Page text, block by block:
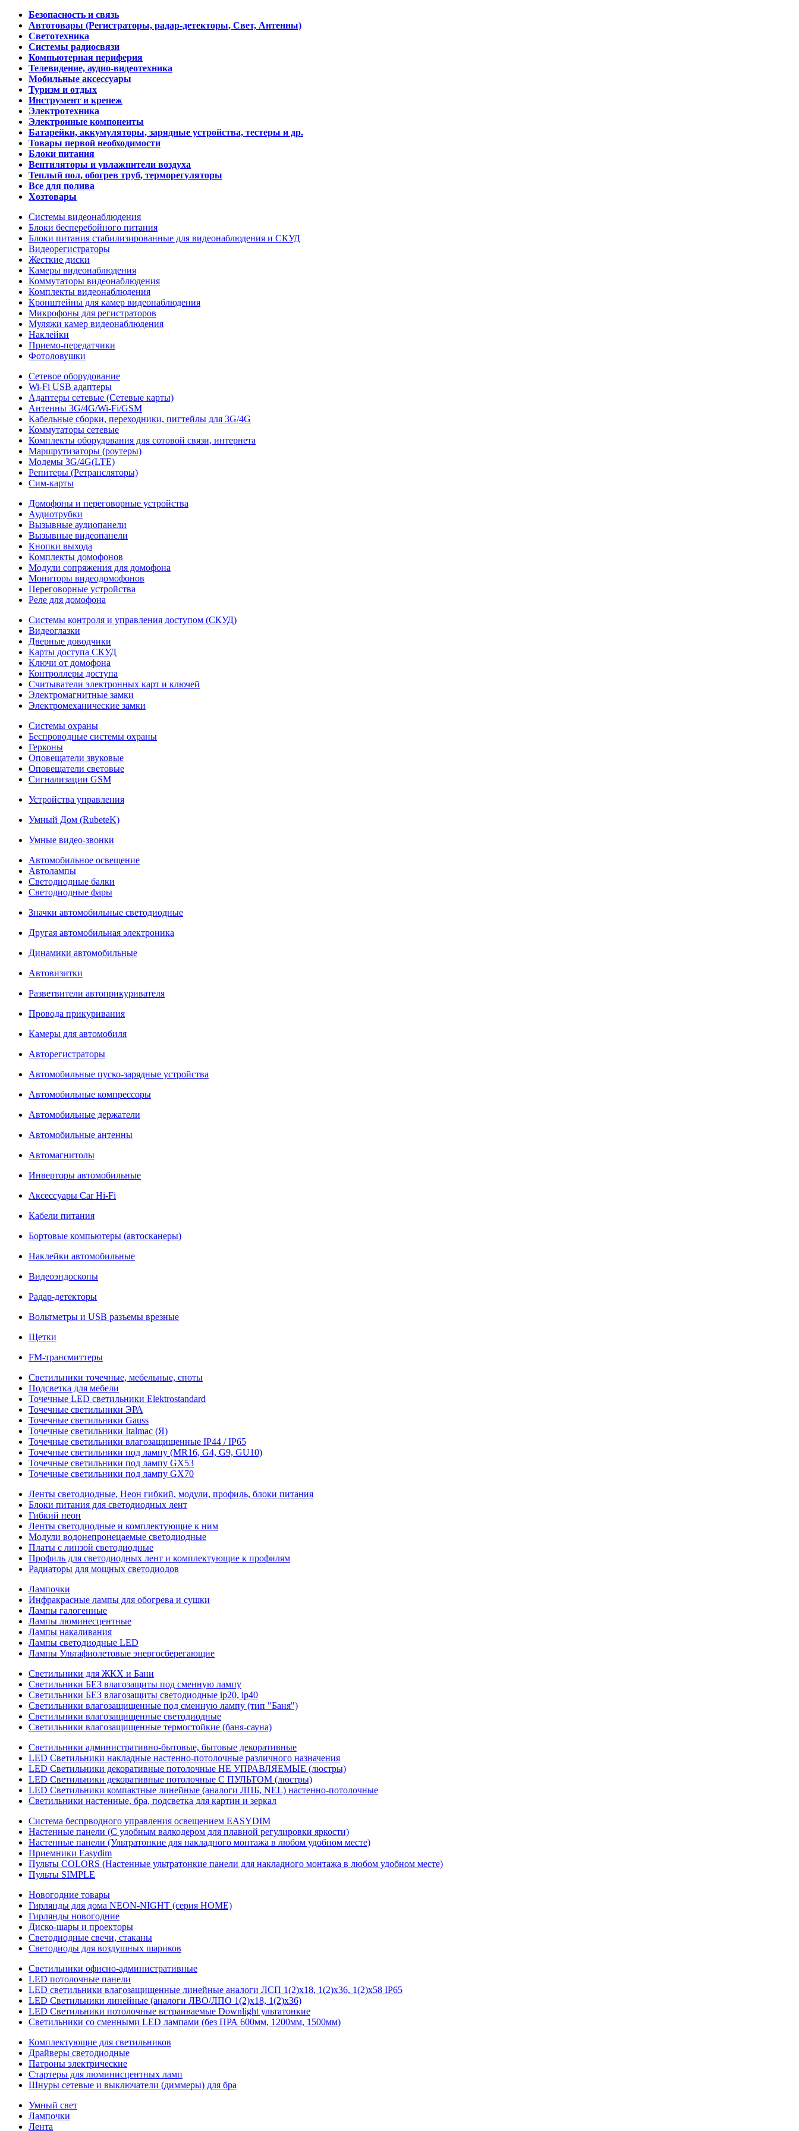
Безопасность и связь
Автотовары (Регистраторы, радар-детекторы, Свет, Антенны)
Светотехника
Системы радиосвязи
Компьютерная периферия
Телевидение, аудио-видеотехника
Мобильные аксессуары
Туризм и отдых
Инструмент и крепеж
Электротехника
Электронные компоненты
Батарейки, аккумуляторы, зарядные устройства, тестеры и др.
Товары первой необходимости
Блоки питания
Вентиляторы и увлажнители воздуха
Теплый пол, обогрев труб, терморегуляторы
Все для полива
Хозтовары
Системы видеонаблюдения
Блоки бесперебойного питания
Блоки питания стабилизированные для видеонаблюдения и СКУД
Видеорегистраторы
Жесткие диски
Камеры видеонаблюдения
Коммутаторы видеонаблюдения
Комплекты видеонаблюдения
Кронштейны для камер видеонаблюдения
Микрофоны для регистраторов
Муляжи камер видеонаблюдения
Наклейки
Приемо-передатчики
Фотоловушки
Сетевое оборудование
Wi-Fi USB адаптеры
Адаптеры сетевые (Сетевые карты)
Антенны 3G/4G/Wi-Fi/GSM
Кабельные сборки, переходники, пигтейлы для 3G/4G
Коммутаторы сетевые
Комплекты оборудования для сотовой связи, интернета
Маршрутизаторы (роутеры)
Модемы 3G/4G(LTE)
Репитеры (Ретрансляторы)
Сим-карты
Домофоны и переговорные устройства
Аудиотрубки
Вызывные аудиопанели
Вызывные видеопанели
Кнопки выхода
Комплекты домофонов
Модули сопряжения для домофона
Мониторы видеодомофонов
Переговорные устройства
Реле для домофона
Системы контроля и управления доступом (СКУД)
Видеоглазки
Дверные доводчики
Карты доступа СКУД
Ключи от домофона
Контроллеры доступа
Считыватели электронных карт и ключей
Электромагнитные замки
Электромеханические замки
Системы охраны
Беспроводные системы охраны
Герконы
Оповещатели звуковые
Оповещатели световые
Сигнализации GSM
Устройства управления
Умный Дом (RubeteK)
Умные видео-звонки
Автомобильное освещение
Автолампы
Светодиодные балки
Светодиодные фары
Значки автомобильные светодиодные
Другая автомобильная электроника
Динамики автомобильные
Автовизитки
Разветвители автоприкуривателя
Провода прикуривания
Камеры для автомобиля
Авторегистраторы
Автомобильные пуско-зарядные устройства
Автомобильные компрессоры
Автомобильные держатели
Автомобильные антенны
Автомагнитолы
Инверторы автомобильные
Аксессуары Car Hi-Fi
Кабели питания
Бортовые компьютеры (автосканеры)
Наклейки автомобильные
Видеоэндоскопы
Радар-детекторы
Вольтметры и USB разъемы врезные
Щетки
FM-трансмиттеры
Светильники точечные, мебельные, споты
Подсветка для мебели
Точечные LED светильники Elektrostandard
Точечные светильники ЭРА
Точечные светильники Gauss
Точечные светильники Italmac (Я)
Точечные светильники влагозащищенные IP44 / IP65
Точечные светильники под лампу (MR16, G4, G9, GU10)
Точечные светильники под лампу GX53
Точечные светильники под лампу GX70
Ленты светодиодные, Неон гибкий, модули, профиль, блоки питания
Блоки питания для светодиодных лент
Гибкий неон
Ленты светодиодные и комплектующие к ним
Модули водонепронецаемые светодиодные
Платы с линзой светодиодные
Профиль для светодиодных лент и комплектующие к профилям
Радиаторы для мощных светодиодов
Лампочки
Инфракрасные лампы для обогрева и сушки
Лампы галогенные
Лампы люминесцентные
Лампы накаливания
Лампы светодиодные LED
Лампы Ультафиолетовые энергосберегающие
Светильники для ЖКХ и Бани
Светильники БЕЗ влагозащиты под сменную лампу
Светильники БЕЗ влагозащиты светодиодные ip20, ip40
Светильники влагозащищенные под сменную лампу (тип "Баня")
Светильники влагозащищенные светодиодные
Светильники влагозащищенные термостойкие (баня-сауна)
Светильники административно-бытовые, бытовые декоративные
LED Cветильники накладные настенно-потолочные различного назначения
LED Светильники декоративные потолочные НЕ УПРАВЛЯЕМЫЕ (люстры)
LED Светильники декоративные потолочные С ПУЛЬТОМ (люстры)
LED Светильники компактные линейные (аналоги ЛПБ, NEL) настенно-потолочные
Светильники настенные, бра, подсветка для картин и зеркал
Система беспрводного управления освещением EASYDIM
Настенные панели (С удобным валкодером для плавной регулировки яркости)
Настенные панели (Ультратонкие для накладного монтажа в любом удобном месте)
Приемники Easydim
Пульты COLORS (Настенные ультратонкие панели для накладного монтажа в любом удобном месте)
Пульты SIMPLE
Новогодние товары
Гирлянды для дома NEON-NIGHT (серия HOME)
Гирлянды новогодние
Диско-шары и проекторы
Светодиодные свечи, стаканы
Светодиоды для воздушных шариков
Светильники офисно-административные
LED потолочные панели
LED светильники влагозащищенные линейные аналоги ЛСП 1(2)х18, 1(2)х36, 1(2)х58 IP65
LED Светильники линейные (аналоги ЛВО/ЛПО 1(2)х18, 1(2)х36)
LED Светильники потолочные встраиваемые Downlight ультатонкие
Светильники со сменными LED лампами (без ПРА 600мм, 1200мм, 1500мм)
Комплектующие для светильников
Драйверы светодиодные
Патроны электрические
Стартеры для люминисцентных ламп
Шнуры сетевые и выключатели (диммеры) для бра
Умный свет
Лампочки
Лента